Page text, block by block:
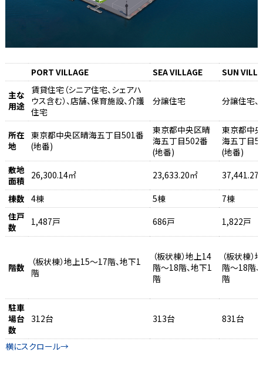
PORT VILLAGE SEA VILLAGE
SUN
主な
用途
賃貸住宅（シニア住宅、シェアハ
ウス含む）、店舗、保育施設、介護
住宅
分譲住宅 分譲住宅、
所在
地
東京都中央区晴海五丁目501番
(地番)
東京都中央区晴
海五丁目502番
(地番)
東京都中
海五丁目
(地番)
敷地
面積
26,300.14㎡ 23,633.20㎡
37,441.27
棟数 4棟 5棟
7棟
住戸
数
1,487戸 686戸 1,822戸
階数
（板状棟）地上15～17階、地下1
階
（板状棟）地上14
階～18階、地下1
階
（板状棟）
階～18階
階
駐車
場台
数
312台 313台 831台